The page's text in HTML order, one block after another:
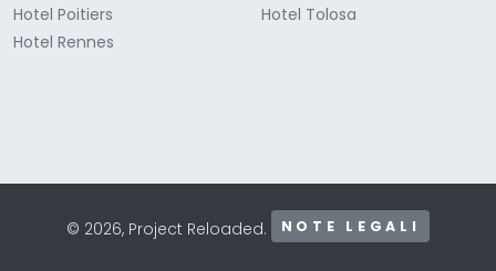
Hotel Poitiers
Hotel Rennes
Hotel Tolosa
© 2026, Project Reloaded. NOTE LEGALI